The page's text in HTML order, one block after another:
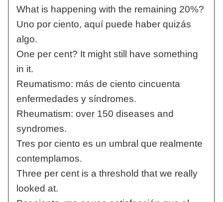
What is happening with the remaining 20%?
Uno por ciento, aquí puede haber quizás
algo.
One per cent? It might still have something
in it.
Reumatismo: más de ciento cincuenta
enfermedades y síndromes.
Rheumatism: over 150 diseases and
syndromes.
Tres por ciento es un umbral que realmente
contemplamos.
Three per cent is a threshold that we really
looked at.